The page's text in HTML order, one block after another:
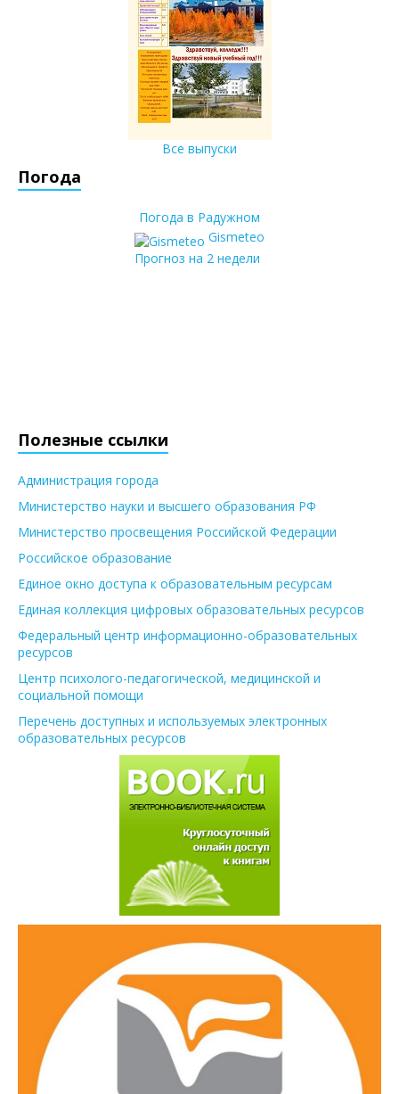
Все выпуски
Погода
Погода в Радужном
Gismeteo
Прогноз на 2 недели
Полезные ссылки
Администрация города
Министерство науки и высшего образования РФ
Министерство просвещения Российской Федерации
Российское образование
Единое окно доступа к образовательным ресурсам
Единая коллекция цифровых образовательных ресурсов
Федеральный центр информационно-образовательных
ресурсов
Центр психолого-педагогической, медицинской и
социальной помощи
Перечень доступных и используемых электронных
образовательных ресурсов